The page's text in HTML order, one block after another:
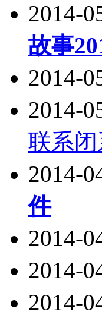
2014-
故事
2014-
2014-
联系
2014-
件
2014-
2014-
2014-